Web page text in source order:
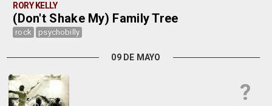
RORY KELLY
(Don't Shake My) Family Tree
rock psychobilly
09 DE MAYO
?